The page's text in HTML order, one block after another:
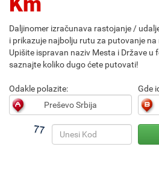
Daljinomer izračunava rastojanje /
i prikazuje najbolju rutu za putovanje na
Upišite ispravan naziv Mesta i Države u
saznajte koliko dugo ćete putovati!
Odakle polazite: Gde